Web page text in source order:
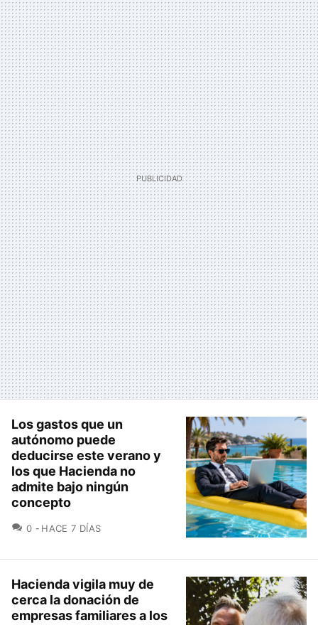
Los gastos que un
autónomo puede
deducirse este verano y
los que Hacienda no
admite bajo ningún
concepto
0 COMENTARIOS
HACE 7 DÍAS
Hacienda vigila muy de
cerca la donación de
empresas familiares a los